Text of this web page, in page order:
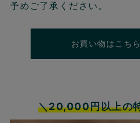
予めご了承ください。
お買い物はこち
＼20,000円以上の